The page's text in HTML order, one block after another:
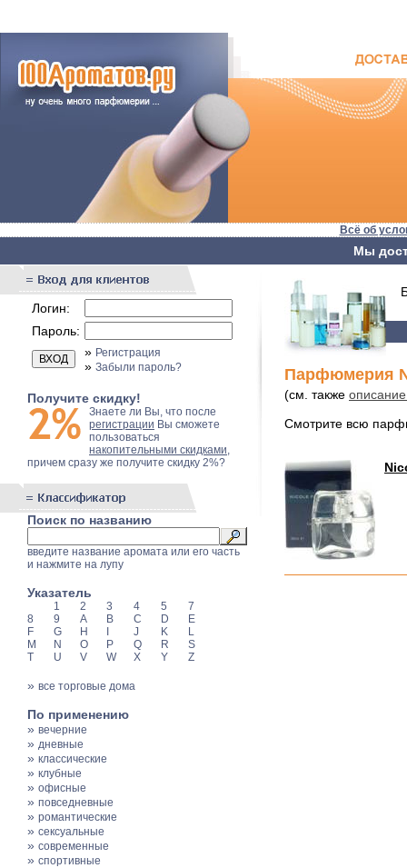
Всё об
Мы
Логин:
Пароль:
» Регистрация
» Забыли пароль?
Получите скидку!
Знаете ли Вы, что после
регистрации Вы сможете
пользоваться
накопительными скидками,
причем сразу же получите скидку 2%?
Поиск по названию
введите название аромата или его часть
и нажмите на лупу
Указатель
1 2 3 4 5
7
8
9 A B C D
E
F
G H J K
L
M
N O P Q R
S
T
U V W X Y Z
» все торговые дома
По применению
» вечерние
» дневные
» классические
» клубные
» офисные
» повседневные
» романтические
» сексуальные
» современные
» спортивные
Парфюмерия
(см. также
Смотрите всю